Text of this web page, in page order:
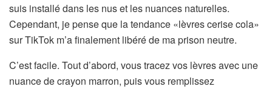
suis installé dans les nus et les nuances naturelles.
Cependant, je pense que la tendance «lèvres cerise cola»
sur TikTok m’a finalement libéré de ma prison neutre.
C’est facile. Tout d’abord, vous tracez vos lèvres avec une
nuance de crayon marron, puis vous remplissez